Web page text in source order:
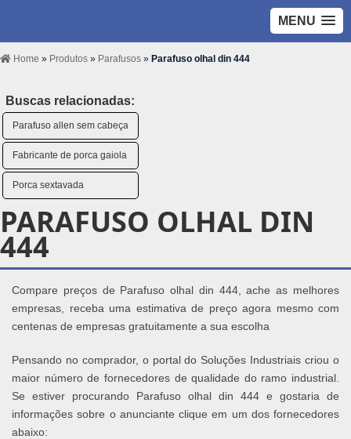
MENU
Home » Produtos » Parafusos » Parafuso olhal din 444
Buscas relacionadas:
Parafuso allen sem cabeça
Fabricante de porca gaiola
Porca sextavada
PARAFUSO OLHAL DIN
444
Compare preços de Parafuso olhal din 444, ache as melhores
empresas, receba uma estimativa de preço agora mesmo com
centenas de empresas gratuitamente a sua escolha
Pensando no comprador, o portal do Soluções Industriais criou o
maior número de fornecedores de qualidade do ramo industrial.
Se estiver procurando Parafuso olhal din 444 e gostaria de
informações sobre o anunciante clique em um dos fornecedores
abaixo: